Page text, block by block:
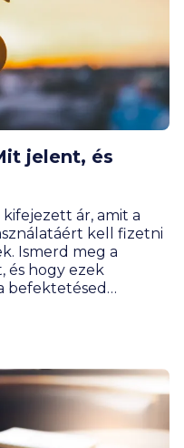
jelent, és
ár, amit a
kell fizetni
Ismerd meg a
és hogy ezek
befektetésed